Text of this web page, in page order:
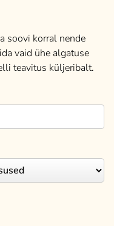
soovi korral nende
vaid ühe algatuse
teavitus küljeribalt.